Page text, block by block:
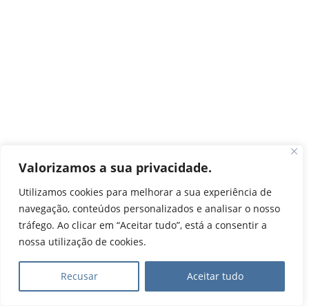
Valorizamos a sua privacidade.
Utilizamos cookies para melhorar a sua experiência de
navegação, conteúdos personalizados e analisar o nosso
tráfego. Ao clicar em “Aceitar tudo”, está a consentir a
nossa utilização de cookies.
Recusar Aceitar tudo